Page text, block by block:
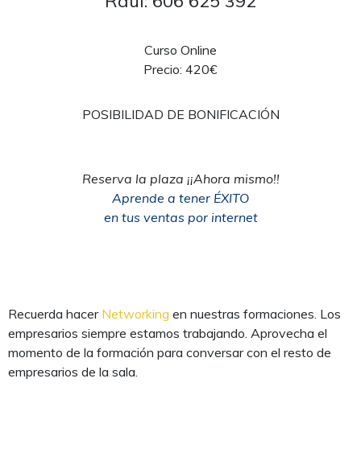
Curso Online
Precio: 420€
POSIBILIDAD DE BONIFICACIÓN
Reserva la plaza ¡¡Ahora mismo!!
Aprende a tener ÉXITO
en tus ventas por internet
Recuerda hacer Networking en nuestras formaciones. Los
empresarios siempre estamos trabajando. Aprovecha el
momento de la formación para conversar con el resto de
empresarios de la sala.